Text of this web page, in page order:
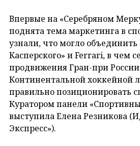
Впервые на «Серебряном
поднята тема маркетинга в
узнали, что могло
Касперского» и Ferrari, в чем
продвижения Гран-при
Континентальной хоккейной
правильно позиционировать
Куратором панели
выступила Елена Резникова
Экспресс»).